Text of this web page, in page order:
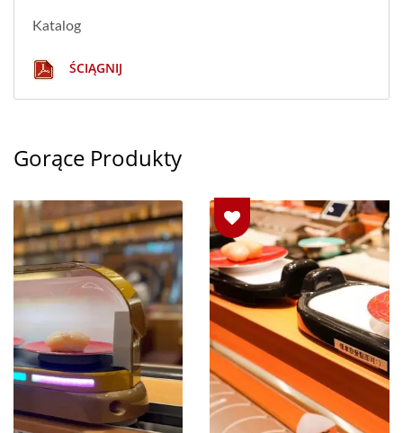
Katalog
ŚCIĄGNIJ
Gorące Produkty